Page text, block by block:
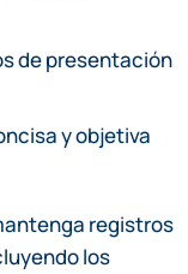
de presentación
y objetiva
registros
los